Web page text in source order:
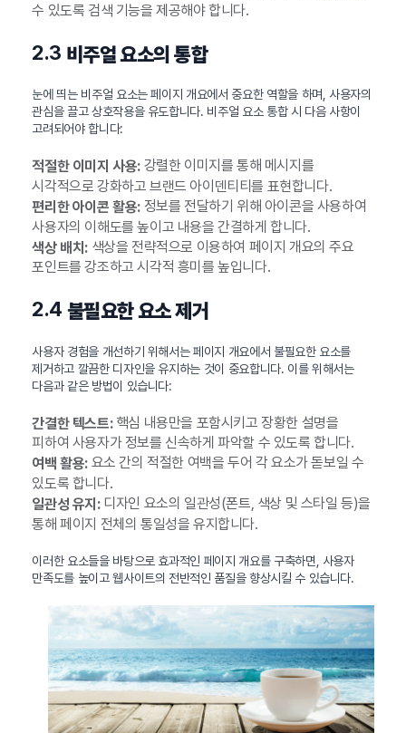
수 있도록 검색 기능을 제공해야 합니다.
2.3 비주얼 요소의 통합
눈에 띄는 비주얼 요소는 페이지 개요에서 중요한 역할을 하며, 사용자의
관심을 끌고 상호작용을 유도합니다. 비주얼 요소 통합 시 다음 사항이
고려되어야 합니다:
적절한 이미지 사용:강렬한 이미지를 통해 메시지를
시각적으로 강화하고 브랜드 아이덴티티를 표현합니다.
편리한 아이콘 활용:정보를 전달하기 위해 아이콘을 사용하여
사용자의 이해도를 높이고 내용을 간결하게 합니다.
색상 배치:색상을 전략적으로 이용하여 페이지 개요의 주요
포인트를 강조하고 시각적 흥미를 높입니다.
2.4 불필요한 요소 제거
사용자 경험을 개선하기 위해서는 페이지 개요에서 불필요한 요소를
제거하고 깔끔한 디자인을 유지하는 것이 중요합니다. 이를 위해서는
다음과 같은 방법이 있습니다:
간결한 텍스트:핵심 내용만을 포함시키고 장황한 설명을
피하여 사용자가 정보를 신속하게 파악할 수 있도록 합니다.
여백 활용:요소 간의 적절한 여백을 두어 각 요소가 돋보일 수
있도록 합니다.
일관성 유지:디자인 요소의 일관성(폰트, 색상 및 스타일 등)을
통해 페이지 전체의 통일성을 유지합니다.
이러한 요소들을 바탕으로 효과적인 페이지 개요를 구축하면, 사용자
만족도를 높이고 웹사이트의 전반적인 품질을 향상시킬 수 있습니다.